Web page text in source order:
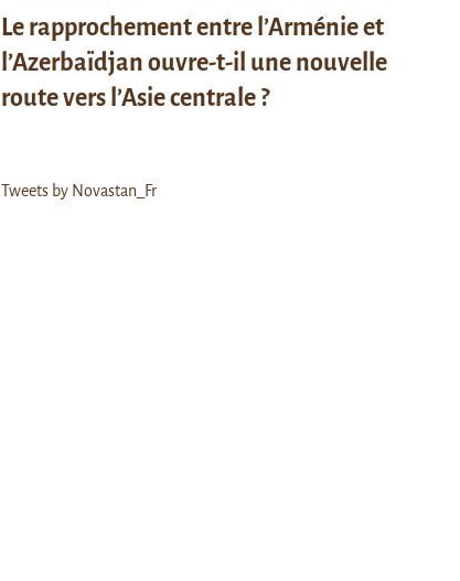
Le rapprochement entre l’Arménie et
l’Azerbaïdjan ouvre-t-il une nouvelle
route vers l’Asie centrale ?
Tweets by Novastan_Fr